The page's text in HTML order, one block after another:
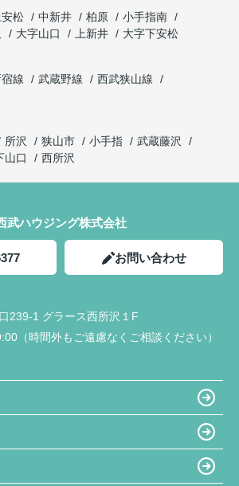
松 中新井 柏原
小手指南
大字山口 上新井
大字下安松
線 武蔵野線
西武狭山線
所沢 狭山市 小手指
武蔵藤沢
山口 西所沢
武ハウジング株式会社
お問い合わせ
239-1 グラース西所沢１F
（時間外もご遠慮なくご相談ください）